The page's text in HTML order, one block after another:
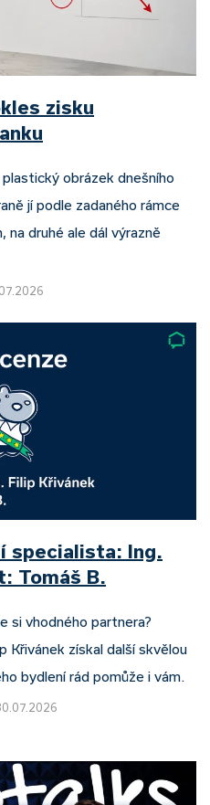
zisku
obrázek dnešního
jí podle zadaného rámce
na druhé ale dál výrazně
specialista: Ing.
Tomáš B.
si vhodného partnera?
Křivánek získal další skvělou
bydlení rád pomůže i vám.